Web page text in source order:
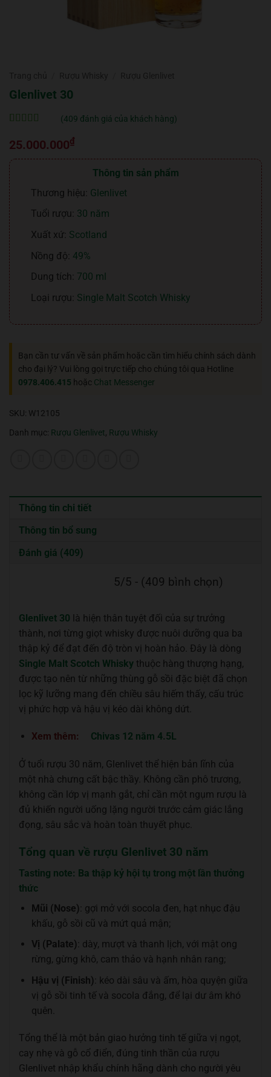
Glenlivet 30
trên đánh
giá
(409 đánh giá của khách hàng)
25.000.000₫
Thông tin sản phẩm
Thương hiệu: Glenlivet
Tuổi rượu: 30 năm
Xuất xứ: Scotland
Nồng độ: 49%
Dung tích: 700 ml
Loại rượu: Single Malt Scotch Whisky
Bạn cần tư vấn về sản phẩm hoặc cần tìm hiểu chính sách dành
cho đại lý? Vui lòng gọi trực tiếp cho chúng tôi qua Hotline
0978.406.415 hoặc Chat Messenger
SKU: W12105
Danh mục: Rượu Glenlivet, Rượu Whisky
Thông tin chi tiết
Thông tin bổ sung
Đánh giá (409)
5/5 - (409 bình chọn)
Glenlivet 30 là hiện thân tuyệt đối của sự trưởng
thành, nơi từng giọt whisky được nuôi dưỡng qua ba
thập kỷ để đạt đến độ tròn vị hoàn hảo. Đây là dòng
Single Malt Scotch Whisky thuộc hàng thượng hạng,
được tạo nên từ những thùng gỗ sồi đặc biệt đã chọn
lọc kỹ lưỡng mang đến chiều sâu hiếm thấy, cấu trúc
vị phức hợp và hậu vị kéo dài không dứt.
Xem thêm: Chivas 12 năm 4.5L
Ở tuổi rượu 30 năm, Glenlivet thể hiện bản lĩnh của
một nhà chưng cất bậc thầy. Không cần phô trương,
không cần lớp vị mạnh gắt, chỉ cần một ngụm rượu là
đủ khiến người uống lặng người trước cảm giác lắng
đọng, sâu sắc và hoàn toàn thuyết phục.
Tổng quan về rượu Glenlivet 30 năm
Tasting note: Ba thập kỷ hội tụ trong một lần thưởng
thức
Mũi (Nose) : gợi mở với socola đen, hạt nhục đậu
khấu, gỗ sồi cũ và mứt quả mận;
Vị (Palate) : dày, mượt và thanh lịch, với mật ong
rừng, gừng khô, cam thảo và hạnh nhân rang;
Hậu vị (Finish) : kéo dài sâu và ấm, hòa quyện giữa
vị gỗ sồi tinh tế và socola đắng, để lại dư âm khó
quên.
Tổng thể là một bản giao hưởng tinh tế giữa vị ngọt,
cay nhẹ và gỗ cổ điển, đúng tinh thần của rượu
Glenlivet nhập khẩu chính hãng dành cho người yêu